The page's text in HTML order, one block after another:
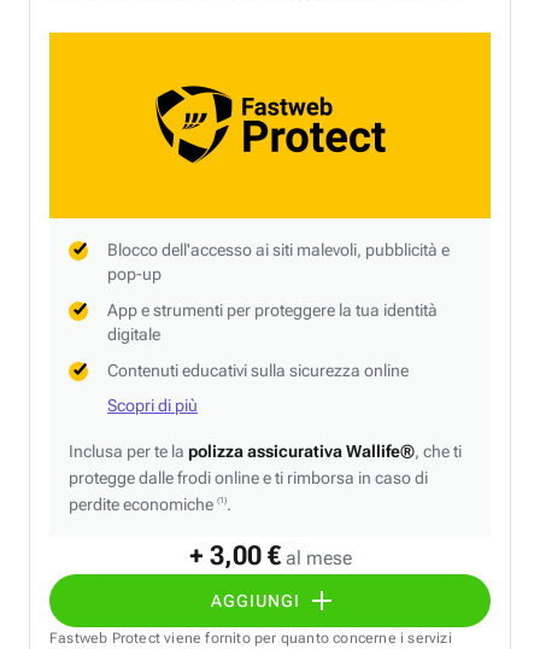
+ 3,00 € al mese
AGGIUNGI
Blocco dell'accesso ai siti malevoli, pubblicità e
pop-up
App e strumenti per proteggere la tua identità
digitale
Contenuti educativi sulla sicurezza online
Scopri di più
Inclusa per te la polizza assicurativa Wallife®, che ti
protegge dalle frodi online e ti rimborsa in caso di
perdite economiche (1).
Fastweb Protect viene fornito per quanto concerne i servizi